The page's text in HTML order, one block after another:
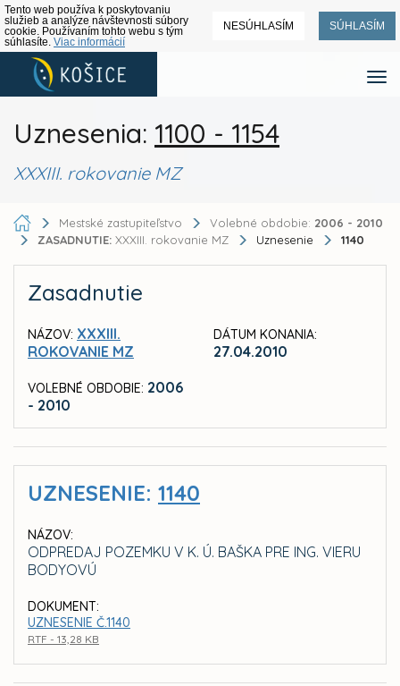
Tento web používa k poskytovaniu
služieb a analýze návštevnosti súbory
cookie. Používaním tohto webu s tým
súhlasíte. Viac informácií
NESÚHLASÍM SÚHLASÍM
Uznesenia: 1100 - 1154
XXXIII. rokovanie MZ
Mestské zastupiteľstvo Volebné obdobie: 2006 - 2010
ZASADNUTIE: XXXIII. rokovanie MZ Uznesenie 1140
Zasadnutie
NÁZOV: XXXIII.
ROKOVANIE MZ
VOLEBNÉ OBDOBIE: 2006
- 2010
DÁTUM KONANIA:
27.04.2010
UZNESENIE: 1140
NÁZOV:
ODPREDAJ POZEMKU V K. Ú. BAŠKA PRE ING. VIERU
BODYOVÚ
DOKUMENT:
UZNESENIE Č.1140
RTF - 13,28 KB